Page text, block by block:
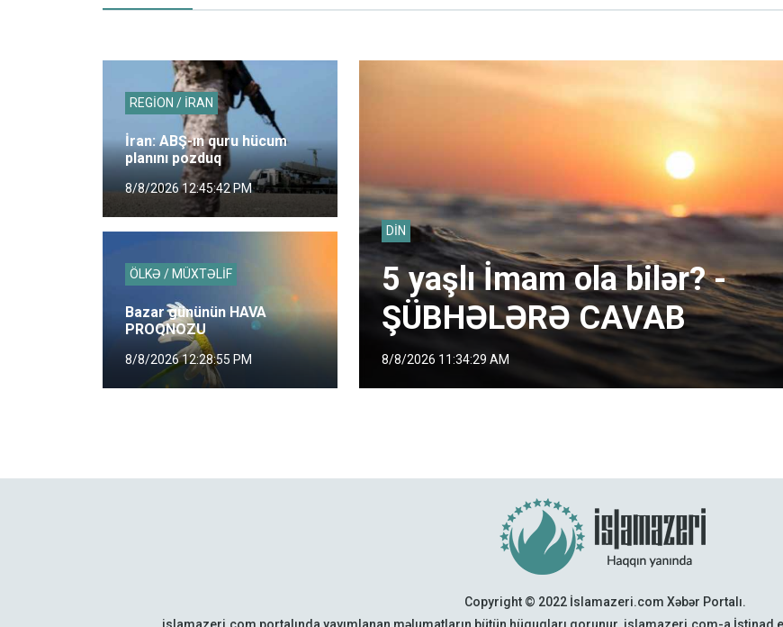
REGİON / İRAN
İran: ABŞ-ın quru hücum
planını pozduq
8/8/2026 12:45:42 PM
ÖLKƏ / MÜXTƏLİF
Bazar gününün HAVA
PROQNOZU
8/8/2026 12:28:55 PM
DİN
5 yaşlı İmam ola bilər? -
ŞÜBHƏLƏRƏ CAVAB
8/8/2026 11:34:29 AM
Copyright © 2022 İslamazeri.com Xəbər Portalı.
islamazeri.com portalında yayımlanan məlumatların bütün hüquqları qorunur. islamazeri.com-a İstinad